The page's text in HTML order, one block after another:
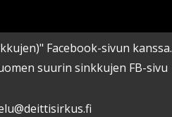
Facebook-sivun
suurin sinkkujen FB-sivu